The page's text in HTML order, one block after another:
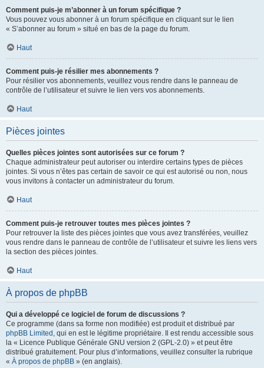
Comment puis-je m’abonner à un forum spécifique ?
Vous pouvez vous abonner à un forum spécifique en cliquant sur le lien
« S’abonner au forum » situé en bas de la page du forum.
Haut
Comment puis-je résilier mes abonnements ?
Pour résilier vos abonnements, veuillez vous rendre dans le panneau de
contrôle de l’utilisateur et suivre le lien vers vos abonnements.
Haut
Pièces jointes
Quelles pièces jointes sont autorisées sur ce forum ?
Chaque administrateur peut autoriser ou interdire certains types de pièces
jointes. Si vous n’êtes pas certain de savoir ce qui est autorisé ou non, nous
vous invitons à contacter un administrateur du forum.
Haut
Comment puis-je retrouver toutes mes pièces jointes ?
Pour retrouver la liste des pièces jointes que vous avez transférées, veuillez
vous rendre dans le panneau de contrôle de l’utilisateur et suivre les liens vers
la section des pièces jointes.
Haut
À propos de phpBB
Qui a développé ce logiciel de forum de discussions ?
Ce programme (dans sa forme non modifiée) est produit et distribué par
phpBB Limited , qui en est le légitime propriétaire. Il est rendu accessible sous
la « Licence Publique Générale GNU version 2 (GPL-2.0) » et peut être
distribué gratuitement. Pour plus d’informations, veuillez consulter la rubrique
« À propos de phpBB » (en anglais).